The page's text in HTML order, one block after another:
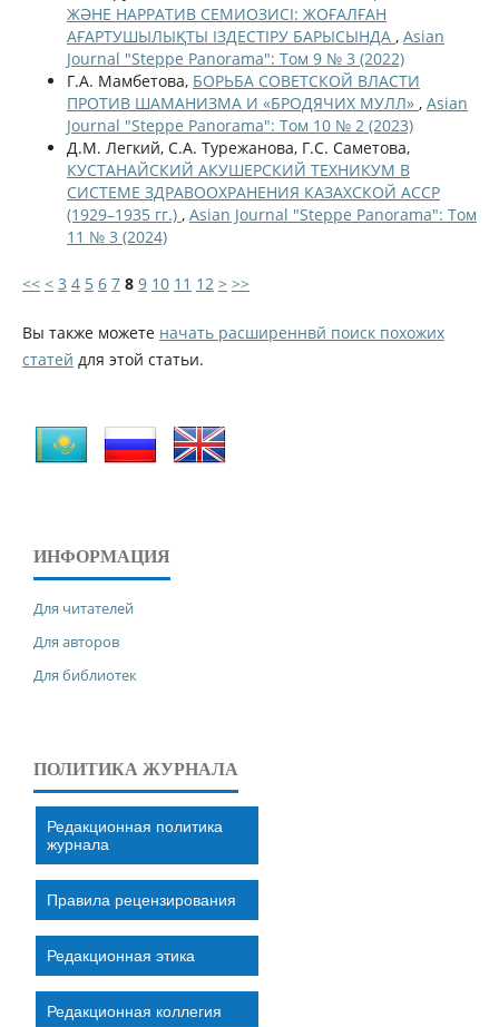
ЖӘНЕ НАРРАТИВ СЕМИОЗИСІ: ЖОҒАЛҒАН
АҒАРТУШЫЛЫҚТЫ ІЗДЕСТІРУ БАРЫСЫНДА , Asian
Journal "Steppe Panorama": Том 9 № 3 (2022)
Г.А. Мамбетова, БОРЬБА СОВЕТСКОЙ ВЛАСТИ
ПРОТИВ ШАМАНИЗМА И «БРОДЯЧИХ МУЛЛ» , Asian
Journal "Steppe Panorama": Том 10 № 2 (2023)
Д.М. Легкий, С.А. Турежанова, Г.С. Саметова,
КУСТАНАЙСКИЙ АКУШЕРСКИЙ ТЕХНИКУМ В
СИСТЕМЕ ЗДРАВООХРАНЕНИЯ КАЗАХСКОЙ АССР
(1929–1935 гг.) , Asian Journal "Steppe Panorama": Том
11 № 3 (2024)
<< < 3 4 5 6 7 8 9 10 11 12 > >>
Вы также можете начать расширеннвй поиск похожих
статей для этой статьи.
ИНФОРМАЦИЯ
Для читателей
Для авторов
Для библиотек
ПОЛИТИКА ЖУРНАЛА
Редакционная политика
журнала
Правила рецензирования
Редакционная этика
Редакционная коллегия